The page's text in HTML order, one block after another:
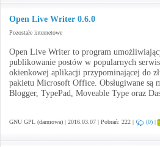
Open Live Writer 0.6.0
Pozostałe internetowe
Open Live Writer to program
publikowanie postów w popularnych
okienkowej aplikacji przypominającej do
pakietu Microsoft Office. Obsługiwane są
Blogger, TypePad, Moveable Type oraz
GNU GPL (darmowa) | 2016.03.07 | Pobrań: 222 | (0) |